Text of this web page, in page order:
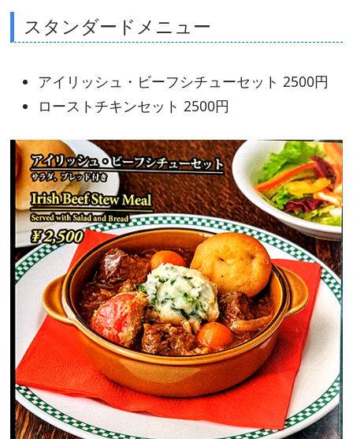
スタンダードメニュー
アイリッシュ・ビーフシチューセット 2500円
ローストチキンセット 2500円